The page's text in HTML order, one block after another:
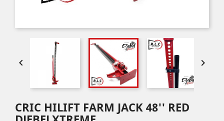
 
CRIC HILIFT FARM JACK 48'' RED